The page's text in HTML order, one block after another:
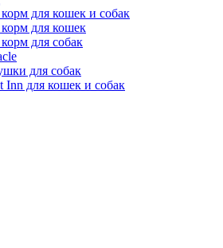
для кошек и собак
для кошек
для собак
для собак
Inn для кошек и собак